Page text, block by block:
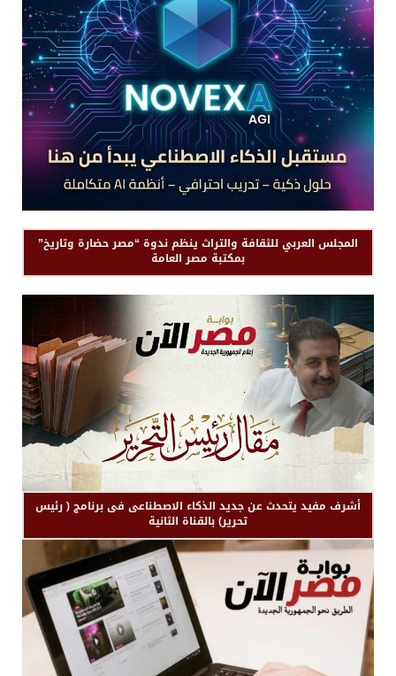
المجلس العربي للثقافة والتراث ينظم ندوة “مصر حضارة وتاريخ”
بمكتبة مصر العامة
أشرف مفيد يتحدث عن جديد الذكاء الاصطناعى فى برنامج ( رئيس
تحرير) بالقناة الثانية